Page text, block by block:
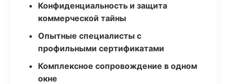
Конфиденциальность и защита
коммерческой тайны
Опытные специалисты с
профильными сертификатами
Комплексное сопровождение в одном
окне